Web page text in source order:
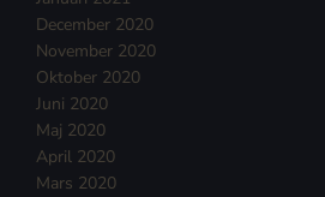
December 2020
November 2020
Oktober 2020
Juni 2020
Maj 2020
April 2020
Mars 2020